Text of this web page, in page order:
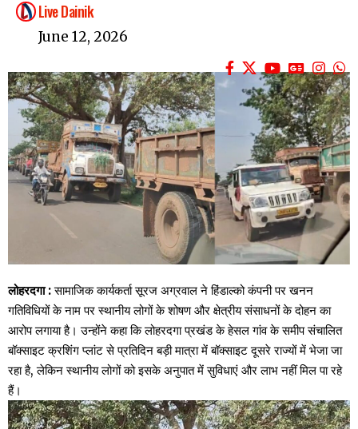
Live Dainik
June 12, 2026
लोहरदगा :सामाजिक कार्यकर्ता सूरज अग्रवाल ने हिंडाल्को कंपनी पर खनन
गतिविधियों के नाम पर स्थानीय लोगों के शोषण और क्षेत्रीय संसाधनों के दोहन का
आरोप लगाया है। उन्होंने कहा कि लोहरदगा प्रखंड के हेसल गांव के समीप संचालित
बॉक्साइट क्रशिंग प्लांट से प्रतिदिन बड़ी मात्रा में बॉक्साइट दूसरे राज्यों में भेजा जा
रहा है, लेकिन स्थानीय लोगों को इसके अनुपात में सुविधाएं और लाभ नहीं मिल पा रहे
हैं।